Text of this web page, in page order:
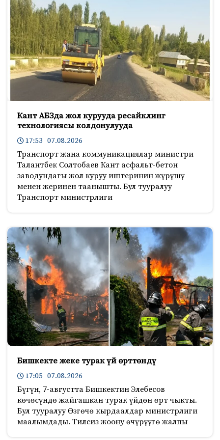
Кант АБЗда жол курууда ресайклинг
технологиясы колдонулууда
17:53 07.08.2026
Транспорт жана коммуникациялар министри
Талантбек Солтобаев Кант асфальт-бетон
заводундагы жол куруу иштеринин жүрүшү
менен жеринен таанышты. Бул тууралуу
Транспорт министрлиги
Бишкекте жеке турак үй өрттөндү
17:05 07.08.2026
Бүгүн, 7-августта Бишкектин Элебесов
көчөсүндө жайгашкан турак үйдөн өрт чыкты.
Бул тууралуу Өзгөчө кырдаалдар министрлиги
маалымдады. Тилсиз жоону өчүрүүгө жалпы